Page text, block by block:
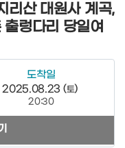
리산 대원사 계곡,
렁다리 당일여
도착일
2025.08.23 (토)
20:30